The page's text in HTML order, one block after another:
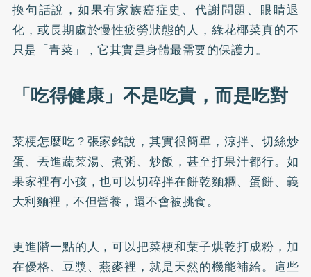
換句話說，如果有家族癌症史、代謝問題、眼睛退
化，或長期處於慢性疲勞狀態的人，綠花椰菜真的不
只是「青菜」，它其實是身體最需要的保護力。
「吃得健康」不是吃貴，而是吃對
菜梗怎麼吃？張家銘說，其實很簡單，涼拌、切絲炒
蛋、丟進蔬菜湯、煮粥、炒飯，甚至打果汁都行。如
果家裡有小孩，也可以切碎拌在餅乾麵糰、蛋餅、義
大利麵裡，不但營養，還不會被挑食。
更進階一點的人，可以把菜梗和葉子烘乾打成粉，加
在優格、豆漿、燕麥裡，就是天然的機能補給。這些